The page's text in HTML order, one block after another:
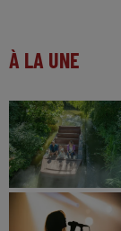
À LA UNE